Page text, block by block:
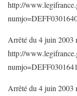
http://
Arrêté du 4 juin 2003
http://
Arrêté du 4 juin 2003